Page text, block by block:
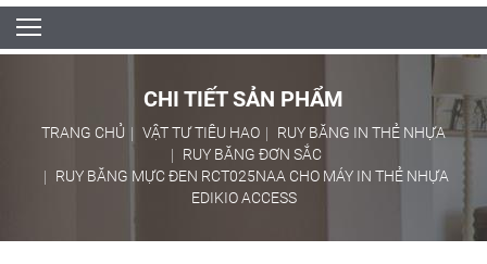
CHI TIẾT SẢN PHẨM
TRANG CHỦ VẬT TƯ TIÊU HAO
RUY BĂNG IN THẺ NHỰA
RUY BĂNG ĐƠN SẮC
RUY BĂNG MỰC ĐEN RCT025NAA CHO MÁY IN THẺ NHỰA
EDIKIO ACCESS